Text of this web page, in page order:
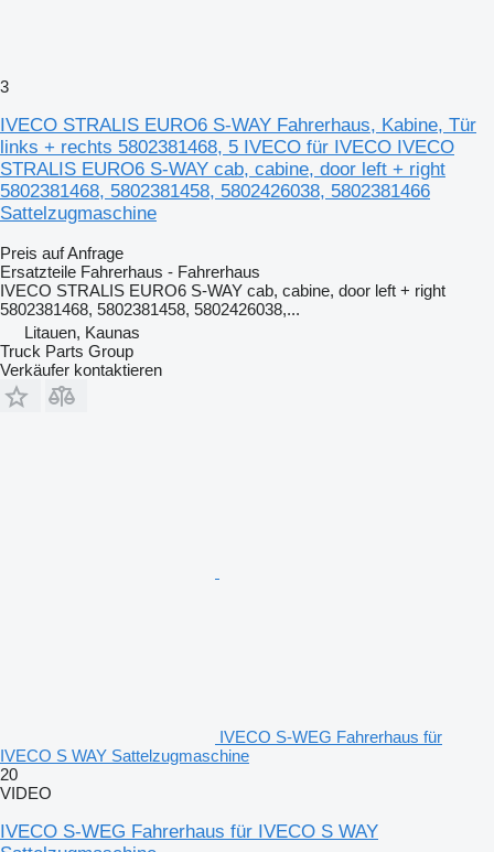
3
IVECO STRALIS EURO6 S-WAY Fahrerhaus, Kabine, Tür
links + rechts 5802381468, 5 IVECO für IVECO IVECO
STRALIS EURO6 S-WAY cab, cabine, door left + right
5802381468, 5802381458, 5802426038, 5802381466
Sattelzugmaschine
Preis auf Anfrage
Ersatzteile Fahrerhaus - Fahrerhaus
IVECO STRALIS EURO6 S-WAY cab, cabine, door left + right
5802381468, 5802381458, 5802426038,...
Litauen, Kaunas
Truck Parts Group
Verkäufer kontaktieren
IVECO S-WEG Fahrerhaus für
IVECO S WAY Sattelzugmaschine
20
VIDEO
IVECO S-WEG Fahrerhaus für IVECO S WAY